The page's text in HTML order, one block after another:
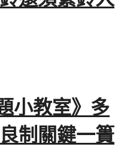
小教室》多
制關鍵一簣